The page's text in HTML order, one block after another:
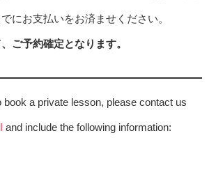
にお支払いをお済ませください。
ご予約確定となります。
book a private lesson, please contact us
and include the following information: